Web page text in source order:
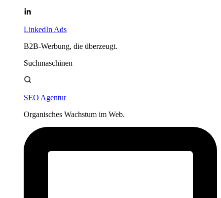
LinkedIn Ads
B2B-Werbung, die überzeugt.
Suchmaschinen
SEO Agentur
Organisches Wachstum im Web.